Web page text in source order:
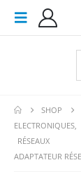
SHOP
ELECTRONIQUES,
RÉSEAUX
ADAPTATEUR